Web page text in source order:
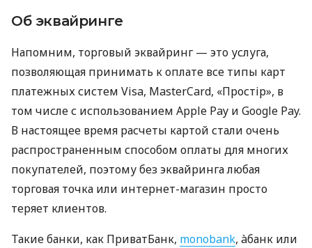
Об эквайринге
Напомним, торговый эквайринг — это услуга,
позволяющая принимать к оплате все типы карт
платежных систем Visa, MasterCard, «Простір», в
том числе с использованием Apple Pay и Google Pay.
В настоящее время расчеты картой стали очень
распространенным способом оплаты для многих
покупателей, поэтому без эквайринга любая
торговая точка или интернет-магазин просто
теряет клиентов.
Такие банки, как ПриватБанк, monobank, àбанк или